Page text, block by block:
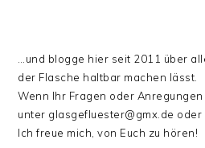
…und blogge hier seit 2011 über
der Flasche haltbar machen lässt.
Wenn Ihr Fragen oder
unter glasgefluester@gmx.de oder
Ich freue mich, von Euch zu hören!